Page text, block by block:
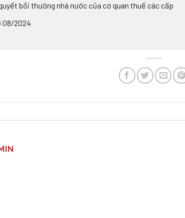
bồi thường nhà nước của cơ quan thuế các cấp
08/2024